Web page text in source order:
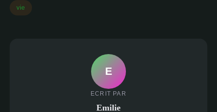
vie
E
ECRIT PAR
Emilie